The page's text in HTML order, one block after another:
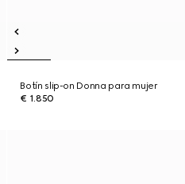
Botín slip-on Donna para mujer
€ 1.850